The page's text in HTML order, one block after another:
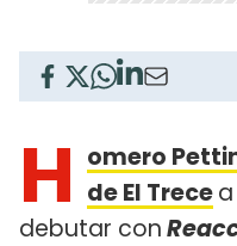
H omero
de El Trece
debutar con